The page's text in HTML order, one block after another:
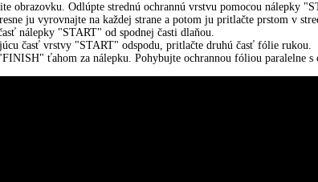
obrazovku. Odlúpte strednú ochrannú vrstvu pomocou nálepky
ju vyrovnajte na každej strane a potom ju pritlačte prstom v
nálepky "START" od spodnej časti dlaňou.
časť vrstvy "START" odspodu, pritlačte druhú časť fólie rukou.
ťahom za nálepku. Pohybujte ochrannou fóliou paralelne